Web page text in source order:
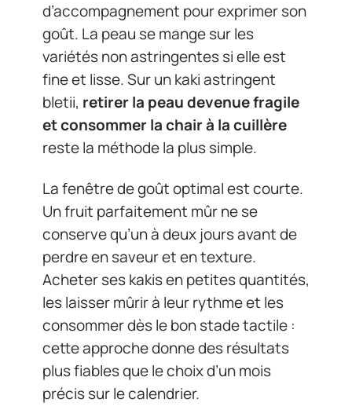
d’accompagnement pour exprimer son
goût. La peau se mange sur les
variétés non astringentes si elle est
fine et lisse. Sur un kaki astringent
bletii, retirer la peau devenue fragile
et consommer la chair à la cuillère
reste la méthode la plus simple.
La fenêtre de goût optimal est courte.
Un fruit parfaitement mûr ne se
conserve qu’un à deux jours avant de
perdre en saveur et en texture.
Acheter ses kakis en petites quantités,
les laisser mûrir à leur rythme et les
consommer dès le bon stade tactile :
cette approche donne des résultats
plus fiables que le choix d’un mois
précis sur le calendrier.